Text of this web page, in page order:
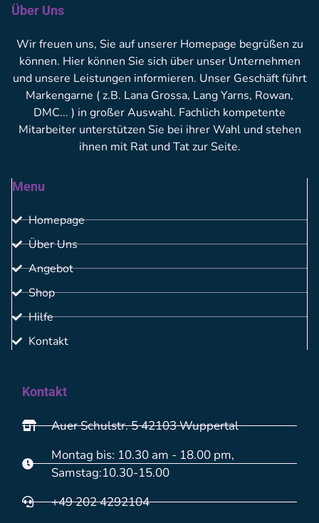
Über Uns
Wir freuen uns, Sie auf unserer Homepage begrüßen zu
können. Hier können Sie sich über unser Unternehmen
und unsere Leistungen informieren. Unser Geschäft führt
Markengarne ( z.B. Lana Grossa, Lang Yarns, Rowan,
DMC... ) in großer Auswahl. Fachlich kompetente
Mitarbeiter unterstützen Sie bei ihrer Wahl und stehen
ihnen mit Rat und Tat zur Seite.
Menu
Homepage
Über Uns
Angebot
Shop
Hilfe
Kontakt
Kontakt
Auer Schulstr. 5 42103 Wuppertal
Montag bis: 10.30 am - 18.00 pm,
Samstag:10.30-15.00
+49 202 4292104